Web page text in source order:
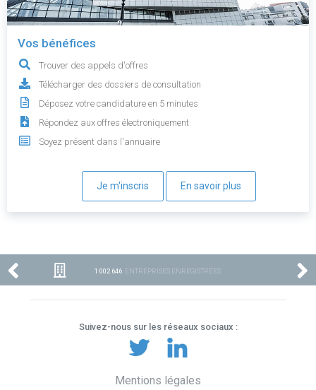
Vos bénéfices
Trouver des appels d'offres
Télécharger des dossiers de consultation
Déposez votre candidature en 5 minutes
Répondez aux offres électroniquement
Soyez présent dans l'annuaire
Je m'inscris En savoir plus
1 002 646 ENTREPRISES ENREGISTRÉES
Suivez-nous sur les réseaux sociaux :
Mentions légales